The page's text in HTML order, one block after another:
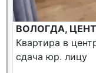
ВОЛОГДА,
Квартира в
сдача юр. лицу